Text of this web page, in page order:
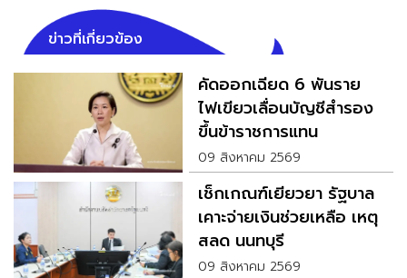
ข่าวที่เกี่ยวข้อง
คัดออกเฉียด 6 พันราย
ไฟเขียวเลื่อนบัญชีสำรอง
ขึ้นข้าราชการแทน
09 สิงหาคม 2569
เช็กเกณฑ์เยียวยา รัฐบาล
เคาะจ่ายเงินช่วยเหลือ เหตุ
สลด นนทบุรี
09 สิงหาคม 2569